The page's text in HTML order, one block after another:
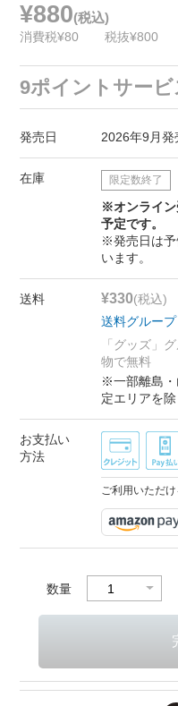
¥880(税込)
消費税¥80 税抜¥800
9ポイントサービ
発売日 2026年9月発
在庫 限定数終了
※オンライン
予定です。
※発売日は予
います。
送料 ¥330(税込)
送料グループ
「グッズ」
物で無料
※一部離島・
定エリアを除
お支払い
方法
ご利用いただ
数量